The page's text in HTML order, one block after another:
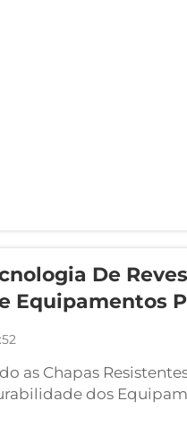
por minério
de fragmentos de
De
Equipamentos
as Chapas
dos
Solda e Como